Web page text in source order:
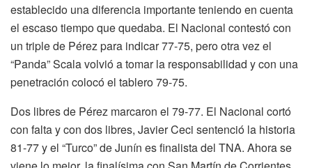
establecido una diferencia importante teniendo en cuenta
el escaso tiempo que quedaba. El Nacional contestó con
un triple de Pérez para indicar 77-75, pero otra vez el
“Panda” Scala volvió a tomar la responsabilidad y con una
penetración colocó el tablero 79-75.
Dos libres de Pérez marcaron el 79-77. El Nacional cortó
con falta y con dos libres, Javier Ceci sentenció la historia
81-77 y el “Turco” de Junín es finalista del TNA. Ahora se